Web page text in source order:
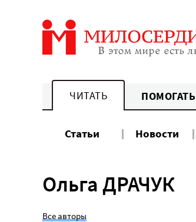
ЧИТАТЬ ПОМОГАТЬ
Статьи Новости
Ольга ДРАЧУК
Все авторы